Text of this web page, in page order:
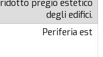
ridotto pregio estetico
degli edifici.
Periferia est